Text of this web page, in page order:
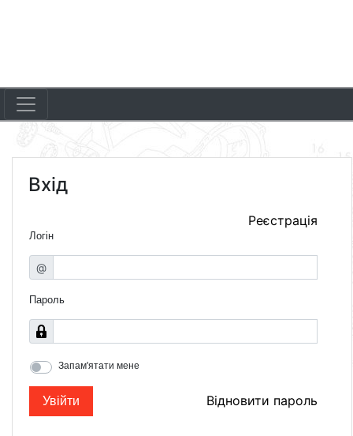
Вхід
Реєстрація
Логін
@
Пароль
Запам'ятати мене
Увійти Відновити пароль